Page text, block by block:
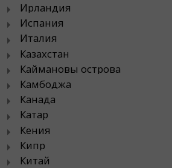
Ирландия
Испания
Италия
Казахстан
Каймановы острова
Камбоджа
Канада
Катар
Кения
Кипр
Китай